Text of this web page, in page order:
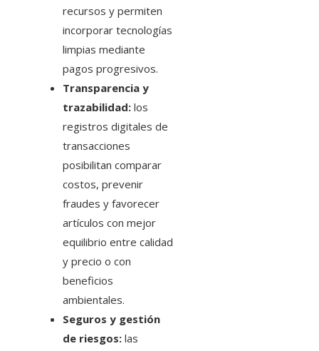
recursos y permiten
incorporar tecnologías
limpias mediante
pagos progresivos.
Transparencia y
trazabilidad: los
registros digitales de
transacciones
posibilitan comparar
costos, prevenir
fraudes y favorecer
artículos con mejor
equilibrio entre calidad
y precio o con
beneficios
ambientales.
Seguros y gestión
de riesgos: las